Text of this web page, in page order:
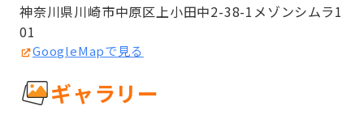
神奈川県川崎市中原区上小田中2-38-1メゾンシムラ1
01
GoogleMapで見る
ギャラリー